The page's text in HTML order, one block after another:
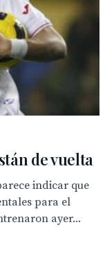
de vuelta
indicar que
para el
ayer...